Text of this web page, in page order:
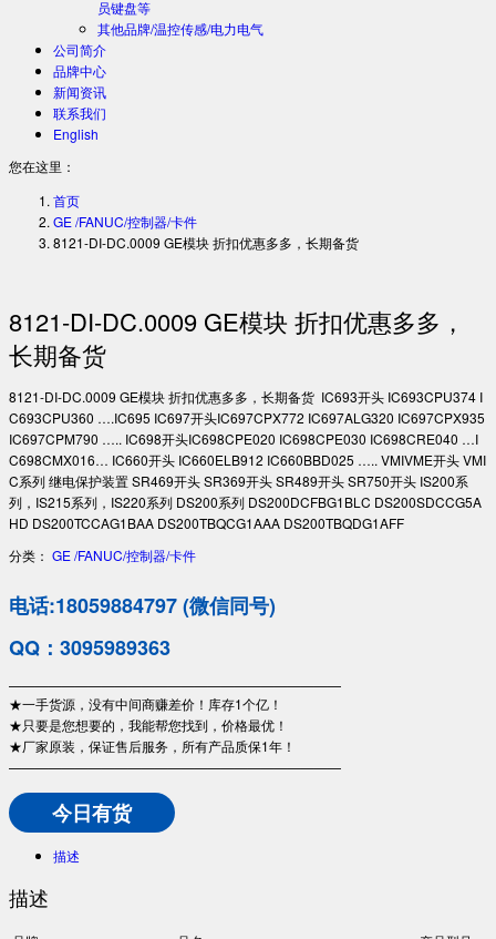
员键盘等
其他品牌/温控传感/电力电气
公司简介
品牌中心
新闻资讯
联系我们
English
您在这里：
首页
GE /FANUC/控制器/卡件
8121-DI-DC.0009 GE模块 折扣优惠多多，长期备货
8121-DI-DC.0009 GE模块 折扣优惠多多，
长期备货
8121-DI-DC.0009 GE模块 折扣优惠多多，长期备货 IC693开头 IC693CPU374 I
C693CPU360 ….IC695 IC697开头IC697CPX772 IC697ALG320 IC697CPX935
IC697CPM790 ….. IC698开头IC698CPE020 IC698CPE030 IC698CRE040 …I
C698CMX016… IC660开头 IC660ELB912 IC660BBD025 ….. VMIVME开头 VMI
C系列 继电保护装置 SR469开头 SR369开头 SR489开头 SR750开头 IS200系
列，IS215系列，IS220系列 DS200系列 DS200DCFBG1BLC DS200SDCCG5A
HD DS200TCCAG1BAA DS200TBQCG1AAA DS200TBQDG1AFF
分类： GE /FANUC/控制器/卡件
电话:18059884797 (微信同号)
QQ：3095989363
—————————————————————————
★一手货源，没有中间商赚差价！库存1个亿！
★只要是您想要的，我能帮您找到，价格最优！
★厂家原装，保证售后服务，所有产品质保1年！
—————————————————————————
今日有货
描述
描述